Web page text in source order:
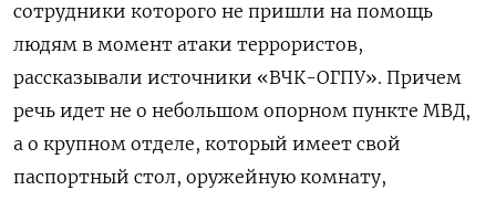
сотрудники которого не пришли на помощь
людям в момент атаки террористов,
рассказывали источники «ВЧК-ОГПУ». Причем
речь идет не о небольшом опорном пункте МВД,
а о крупном отделе, который имеет свой
паспортный стол, оружейную комнату,